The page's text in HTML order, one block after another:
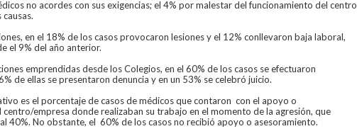
no acordes con sus exigencias; el 4% por malestar del funcionamiento del centro
en el 18% de los casos provocaron lesiones y el 12% conllevaron baja laboral,
el 9% del año anterior.
emprendidas desde los Colegios, en el 60% de los casos se efectuaron
de ellas se presentaron denuncia y en un 53% se celebró juicio.
es el porcentaje de casos de médicos que contaron con el apoyo o
empresa donde realizaban su trabajo en el momento de la agresión, que
40%. No obstante, el 60% de los casos no recibió apoyo o asesoramiento.